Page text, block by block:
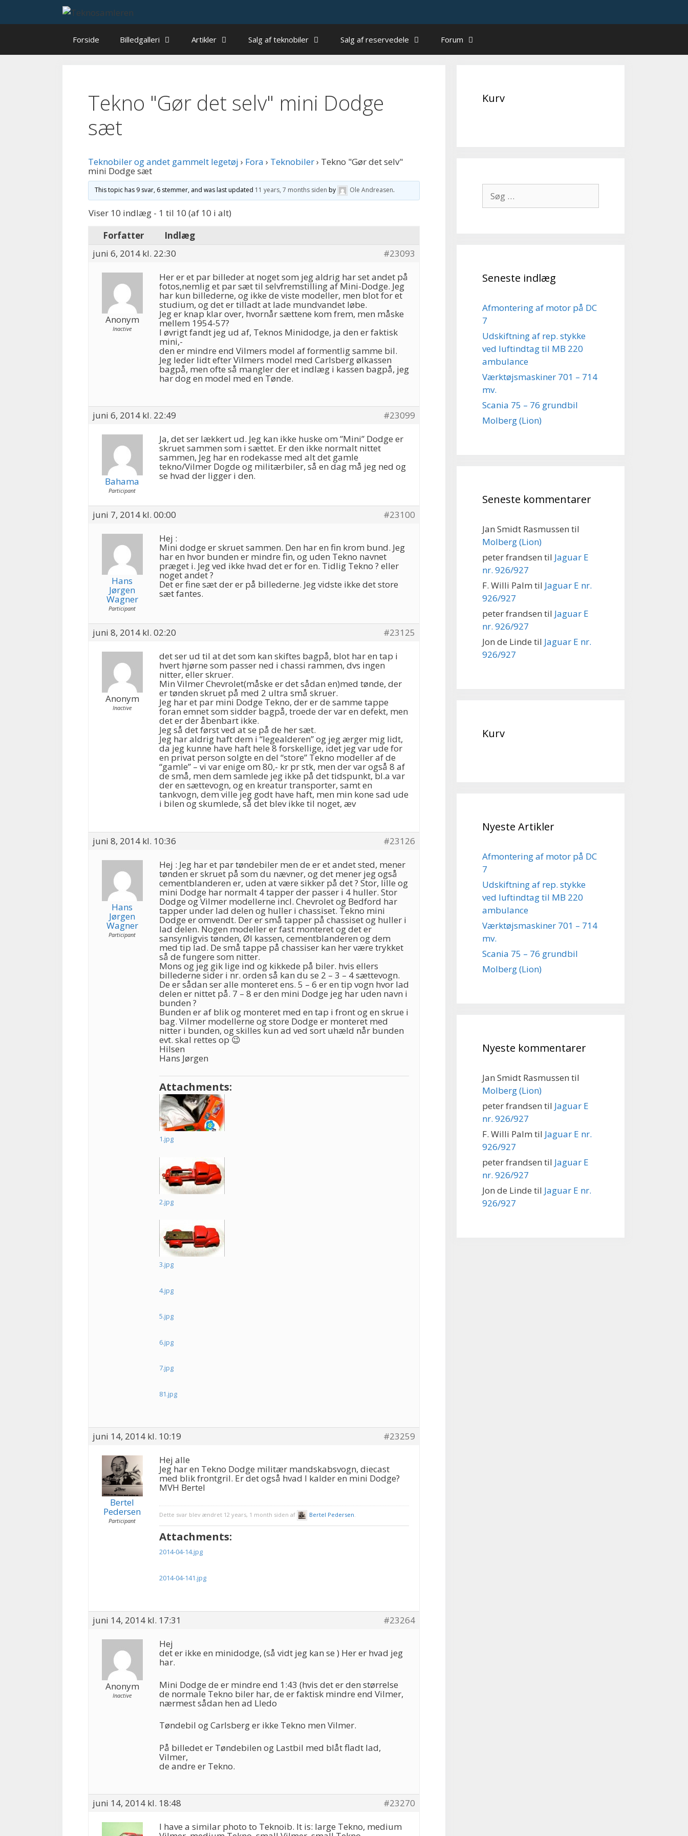
Forside Billedgalleri Artikler Salg af teknobiler Salg af reservedele Forum
Tekno "Gør det selv" mini Dodge
sæt
Teknobiler og andet gammelt legetøj › Fora › Teknobiler› Tekno "Gør det selv"
mini Dodge sæt
This topic has 9 svar, 6 stemmer, and was last updated 11 years, 7 months siden by Ole Andreasen.
Viser 10 indlæg - 1 til 10 (af 10 i alt)
Forfatter
Indlæg
juni 6, 2014 kl. 22:30
#23093
Anonym
Inactive
Her er et par billeder at noget som jeg aldrig har set andet på
fotos,nemlig et par sæt til selvfremstilling af Mini-Dodge. Jeg
har kun billederne, og ikke de viste modeller, men blot for et
studium, og det er tilladt at lade mundvandet løbe.
Jeg er knap klar over, hvornår sættene kom frem, men måske
mellem 1954-57?
I øvrigt fandt jeg ud af, Teknos Minidodge, ja den er faktisk
mini,-
den er mindre end Vilmers model af formentlig samme bil.
Jeg leder lidt efter Vilmers model med Carlsberg ølkassen
bagpå, men ofte så mangler der et indlæg i kassen bagpå, jeg
har dog en model med en Tønde.
juni 6, 2014 kl. 22:49 #23099
Bahama
Participant
Ja, det ser lækkert ud. Jeg kan ikke huske om ”Mini” Dodge er
skruet sammen som i sættet. Er den ikke normalt nittet
sammen, Jeg har en rodekasse med alt det gamle
tekno/Vilmer Dogde og militærbiler, så en dag må jeg ned og
se hvad der ligger i den.
juni 7, 2014 kl. 00:00 #23100
Hans
Jørgen
Wagner
Participant
Hej :
Mini dodge er skruet sammen. Den har en fin krom bund. Jeg
har en hvor bunden er mindre fin, og uden Tekno navnet
præget i. Jeg ved ikke hvad det er for en. Tidlig Tekno ? eller
noget andet ?
Det er fine sæt der er på billederne. Jeg vidste ikke det store
sæt fantes.
juni 8, 2014 kl. 02:20 #23125
Anonym
Inactive
det ser ud til at det som kan skiftes bagpå, blot har en tap i
hvert hjørne som passer ned i chassi rammen, dvs ingen
nitter, eller skruer.
Min Vilmer Chevrolet(måske er det sådan en)med tønde, der
er tønden skruet på med 2 ultra små skruer.
Jeg har et par mini Dodge Tekno, der er de samme tappe
foran emnet som sidder bagpå, troede der var en defekt, men
det er der åbenbart ikke.
Jeg så det først ved at se på de her sæt.
Jeg har aldrig haft dem i “legealderen” og jeg ærger mig lidt,
da jeg kunne have haft hele 8 forskellige, idet jeg var ude for
en privat person solgte en del “store” Tekno modeller af de
“gamle” – vi var enige om 80,- kr pr stk, men der var også 8 af
de små, men dem samlede jeg ikke på det tidspunkt, bl.a var
der en sættevogn, og en kreatur transporter, samt en
tankvogn, dem ville jeg godt have haft, men min kone sad ude
i bilen og skumlede, så det blev ikke til noget, æv
juni 8, 2014 kl. 10:36 #23126
Hans
Jørgen
Wagner
Participant
Hej : Jeg har et par tøndebiler men de er et andet sted, mener
tønden er skruet på som du nævner, og det mener jeg også
cementblanderen er, uden at være sikker på det ? Stor, lille og
mini Dodge har normalt 4 tapper der passer i 4 huller. Stor
Dodge og Vilmer modellerne incl. Chevrolet og Bedford har
tapper under lad delen og huller i chassiset. Tekno mini
Dodge er omvendt. Der er små tapper på chassiset og huller i
lad delen. Nogen modeller er fast monteret og det er
sansynligvis tønden, Øl kassen, cementblanderen og dem
med tip lad. De små tappe på chassiser kan her være trykket
så de fungere som nitter.
Mons og jeg gik lige ind og kikkede på biler. hvis ellers
billederne sider i nr. orden så kan du se 2 – 3 – 4 sættevogn.
De er sådan ser alle monteret ens. 5 – 6 er en tip vogn hvor lad
delen er nittet på. 7 – 8 er den mini Dodge jeg har uden navn i
bunden ?
Bunden er af blik og monteret med en tap i front og en skrue i
bag. Vilmer modellerne og store Dodge er monteret med
nitter i bunden, og skilles kun ad ved sort uhæld når bunden
evt. skal rettes op 😉
Hilsen
Hans Jørgen
Attachments:
1.jpg
2.jpg
3.jpg
4.jpg
5.jpg
6.jpg
7.jpg
81.jpg
juni 14, 2014 kl. 10:19 #23259
Bertel
Pedersen
Participant
Hej alle
Jeg har en Tekno Dodge militær mandskabsvogn, diecast
med blik frontgril. Er det også hvad I kalder en mini Dodge?
MVH Bertel
Dette svar blev ændret 12 years, 1 month siden af Bertel Pedersen
Attachments:
2014-04-14.jpg
2014-04-141.jpg
juni 14, 2014 kl. 17:31 #23264
Anonym
Inactive
Hej
det er ikke en minidodge, (så vidt jeg kan se ) Her er hvad jeg
har.
Mini Dodge de er mindre end 1:43 (hvis det er den størrelse
de normale Tekno biler har, de er faktisk mindre end Vilmer,
nærmest sådan hen ad Lledo
Tøndebil og Carlsberg er ikke Tekno men Vilmer.
På billedet er Tøndebilen og Lastbil med blåt fladt lad,
Vilmer,
de andre er Tekno.
juni 14, 2014 kl. 18:48
#23270
I have a similar photo to Teknoib. It is: large Tekno, medium
Kurv
efter:
Seneste indlæg
Afmontering af motor på DC
7
Udskiftning af rep. stykke
ved luftindtag til MB 220
ambulance
Værktøjsmaskiner 701 – 714
mv.
Scania 75 – 76 grundbil
Molberg (Lion)
Seneste kommentarer
Jan Smidt Rasmussen til
Molberg (Lion)
peter frandsen til Jaguar E
nr. 926/927
F. Willi Palm til Jaguar E nr.
926/927
peter frandsen til Jaguar E
nr. 926/927
Jon de Linde til Jaguar E nr.
926/927
Kurv
Nyeste Artikler
Afmontering af motor på DC
7
Udskiftning af rep. stykke
ved luftindtag til MB 220
ambulance
Værktøjsmaskiner 701 – 714
mv.
Scania 75 – 76 grundbil
Molberg (Lion)
Nyeste kommentarer
Jan Smidt Rasmussen til
Molberg (Lion)
peter frandsen til Jaguar E
nr. 926/927
F. Willi Palm til Jaguar E nr.
926/927
peter frandsen til Jaguar E
nr. 926/927
Jon de Linde til Jaguar E nr.
926/927